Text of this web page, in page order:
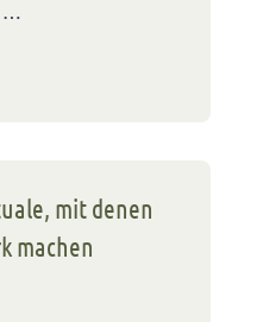
…
mit denen
machen